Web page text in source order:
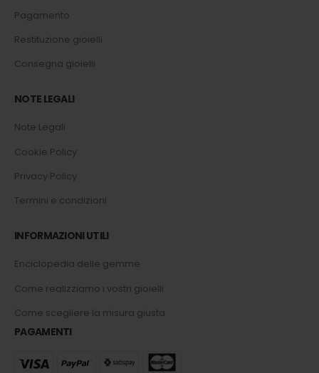
Pagamento
Restituzione gioielli
Consegna gioielli
NOTE LEGALI
Note Legali
Cookie Policy
Privacy Policy
Termini e condizioni
INFORMAZIONI UTILI
Enciclopedia delle gemme
Come realizziamo i vostri gioielli
Come scegliere la misura giusta
PAGAMENTI